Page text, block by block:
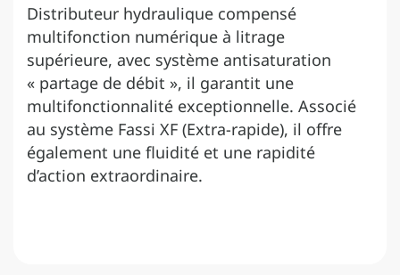
Distributeur hydraulique compensé
multifonction numérique à litrage
supérieure, avec système antisaturation
« partage de débit », il garantit une
multifonctionnalité exceptionnelle. Associé
au système Fassi XF (Extra-rapide), il offre
également une fluidité et une rapidité
d’action extraordinaire.